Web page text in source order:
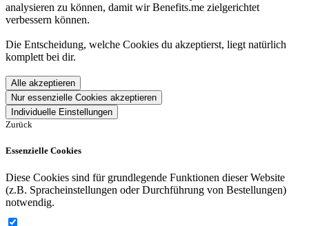
analysieren zu können, damit wir Benefits.me zielgerichtet
verbessern können.
Die Entscheidung, welche Cookies du akzeptierst, liegt natürlich
komplett bei dir.
Alle akzeptieren
Nur essenzielle Cookies akzeptieren
Individuelle Einstellungen
Zurück
Essenzielle Cookies
Diese Cookies sind für grundlegende Funktionen dieser Website
(z.B. Spracheinstellungen oder Durchführung von Bestellungen)
notwendig.